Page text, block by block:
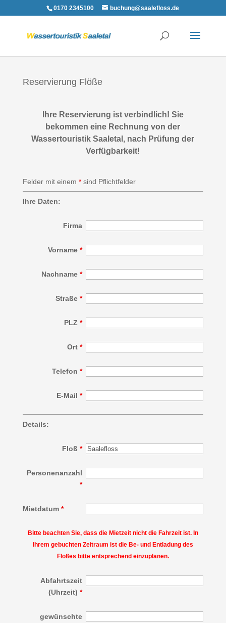
0170 2345100 buchung@saalefloss.de
Reservierung Flöße
Ihre Reservierung ist verbindlich! Sie
bekommen eine Rechnung von der
Wassertouristik Saaletal, nach Prüfung der
Verfügbarkeit!
Felder mit einem *sind Pflichtfelder
Ihre Daten:
Firma
Vorname*
Nachname*
Straße*
PLZ*
Ort*
Telefon*
E-Mail*
Details:
Floß*
Personenanzahl
*
Mietdatum *
Bitte beachten Sie, dass die Mietzeit nicht die Fahrzeit ist. In
Ihrem gebuchten Zeitraum ist die Be- und Entladung des
Floßes bitte entsprechend einzuplanen.
Abfahrtszeit
(Uhrzeit)*
gewünschte